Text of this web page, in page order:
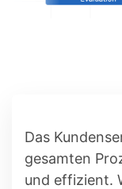
Das
gesamten
und effizient.